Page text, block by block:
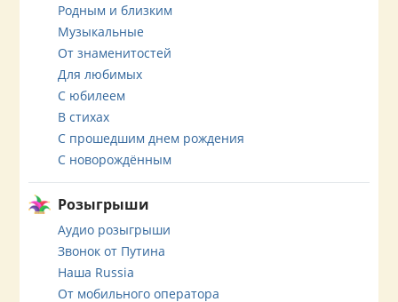
Родным и близким
Музыкальные
От знаменитостей
Для любимых
С юбилеем
В стихах
С прошедшим днем рождения
С новорождённым
Розыгрыши
Аудио розыгрыши
Звонок от Путина
Наша Russia
От мобильного оператора